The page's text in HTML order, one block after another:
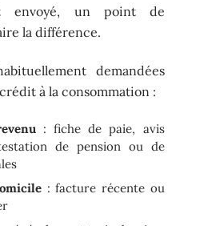
envoyé, un point de
la différence.
demandées
à la consommation :
: fiche de paie, avis
de pension ou de
: facture récente ou